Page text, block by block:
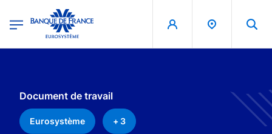
Banque de France - Menu Principal
Document de travail
Eurosystème + 3